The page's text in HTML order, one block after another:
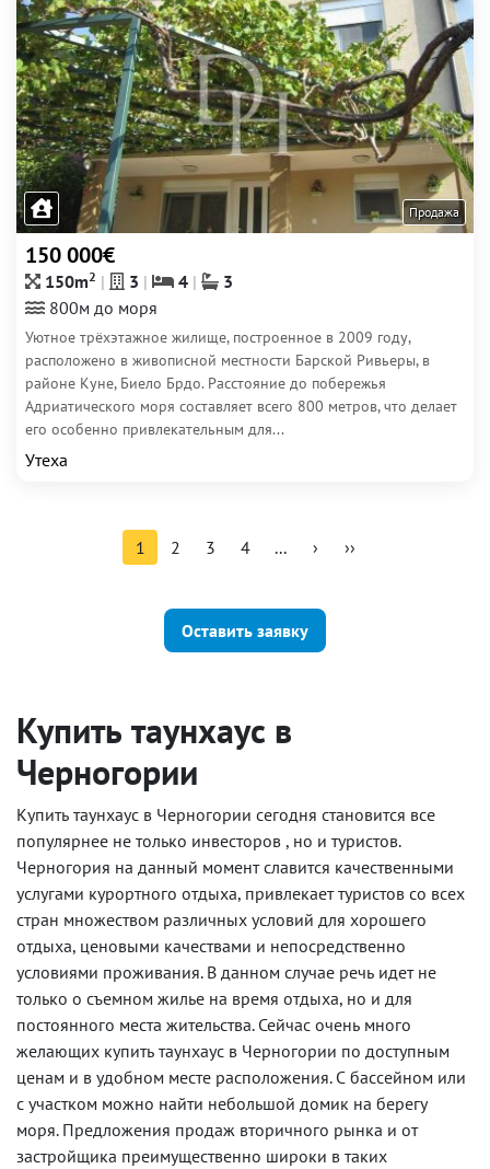
Продажа
150 000€
150m2 3 4
3
800м до моря
Уютное трёхэтажное жилище, построенное в 2009 году,
расположено в живописной местности Барской Ривьеры, в
районе Куне, Биело Брдо. Расстояние до побережья
Адриатического моря составляет всего 800 метров, что делает
его особенно привлекательным для...
Утеха
1 2 3 4 ... › ››
Оставить заявку
Купить таунхаус в
Черногории
Купить таунхаус в Черногории сегодня становится все
популярнее не только инвесторов , но и туристов.
Черногория на данный момент славится качественными
услугами курортного отдыха, привлекает туристов со всех
стран множеством различных условий для хорошего
отдыха, ценовыми качествами и непосредственно
условиями проживания. В данном случае речь идет не
только о съемном жилье на время отдыха, но и для
постоянного места жительства. Сейчас очень много
желающих купить таунхаус в Черногории по доступным
ценам и в удобном месте расположения. С бассейном или
с участком можно найти небольшой домик на берегу
моря. Предложения продаж вторичного рынка и от
застройщика преимущественно широки в таких